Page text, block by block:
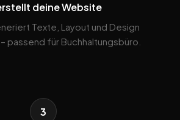
deine Website
Texte, Layout und Design
passend für Buchhaltungsbüro.
3